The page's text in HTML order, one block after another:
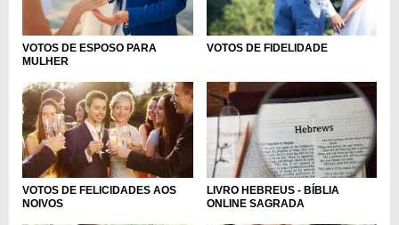
VOTOS DE ESPOSO PARA
MULHER
VOTOS DE FIDELIDADE
VOTOS DE FELICIDADES AOS
NOIVOS
LIVRO HEBREUS - BÍBLIA
ONLINE SAGRADA